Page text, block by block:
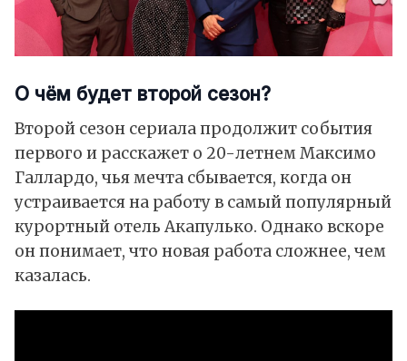
О чём будет второй сезон?
Второй сезон сериала продолжит события
первого и расскажет о 20-летнем Максимо
Галлардо, чья мечта сбывается, когда он
устраивается на работу в самый популярный
курортный отель Акапулько. Однако вскоре
он понимает, что новая работа сложнее, чем
казалась.